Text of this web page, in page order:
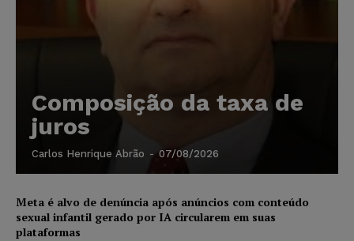
Composição da taxa de
juros
Carlos Henrique Abrão - 07/08/2026
Meta é alvo de denúncia após anúncios com conteúdo
sexual infantil gerado por IA circularem em suas
plataformas